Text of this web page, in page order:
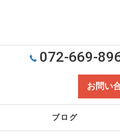
072-669-
お問い
ブログ